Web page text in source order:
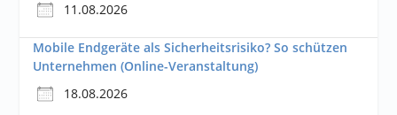
11.08.2026
Mobile Endgeräte als Sicherheitsrisiko? So schützen
Unternehmen (Online-Veranstaltung)
18.08.2026